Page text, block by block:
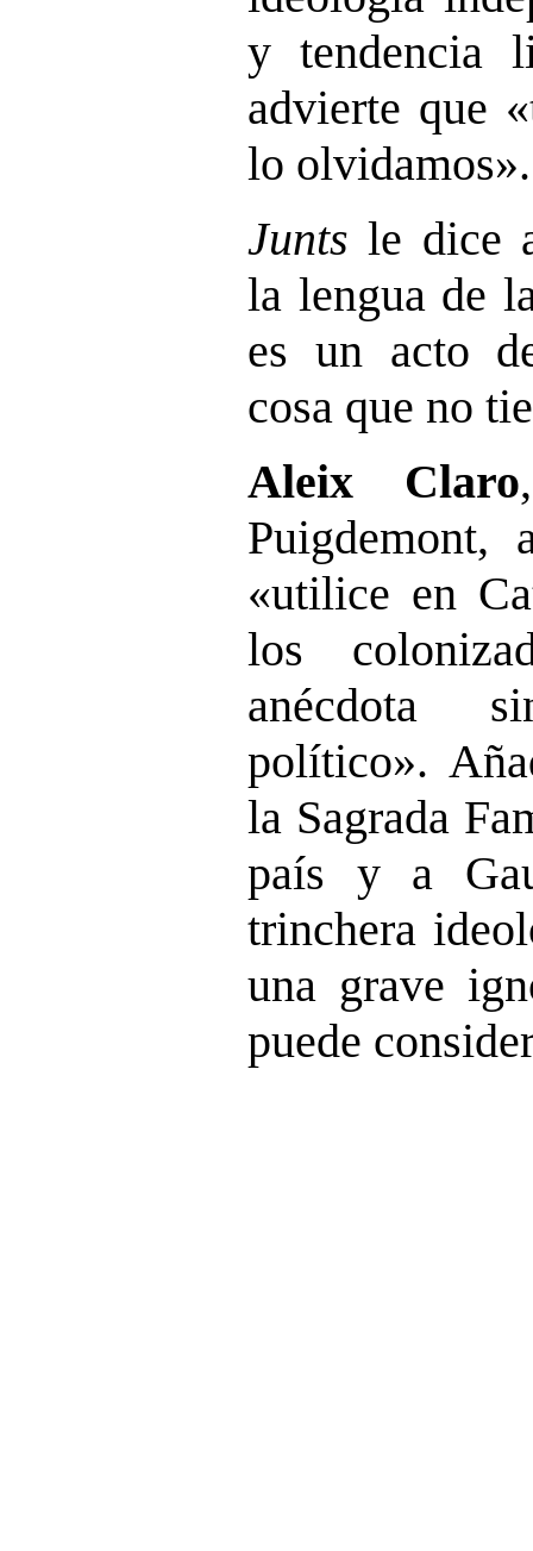
y tendencia
advierte que
lo olvidamos».
Juntsle dice
la lengua de
es un acto
cosa que no
Aleix Claro
Puigdemont,
«utilice en
los
anécdota
político».
la Sagrada
país y a
trinchera
una grave
puede